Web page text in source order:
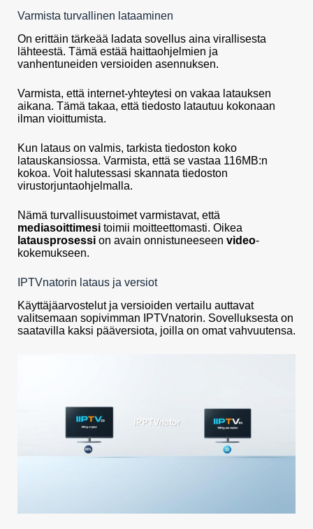
Varmista turvallinen lataaminen
On erittäin tärkeää ladata sovellus aina virallisesta
lähteestä. Tämä estää haittaohjelmien ja
vanhentuneiden versioiden asennuksen.
Varmista, että internet-yhteytesi on vakaa latauksen
aikana. Tämä takaa, että tiedosto latautuu kokonaan
ilman vioittumista.
Kun lataus on valmis, tarkista tiedoston koko
latauskansiossa. Varmista, että se vastaa 116MB:n
kokoa. Voit halutessasi skannata tiedoston
virustorjuntaohjelmalla.
Nämä turvallisuustoimet varmistavat, että
mediasoittimesi toimii moitteettomasti. Oikea
latausprosessi on avain onnistuneeseen video-
kokemukseen.
IPTVnatorin lataus ja versiot
Käyttäjäarvostelut ja versioiden vertailu auttavat
valitsemaan sopivimman IPTVnatorin. Sovelluksesta on
saatavilla kaksi pääversiota, joilla on omat vahvuutensa.